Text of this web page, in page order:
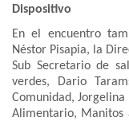
Dispositivo
En el encuentro
Néstor Pisapia, la
Sub Secretario de
verdes, Dario
Comunidad,
Alimentario, Manitos